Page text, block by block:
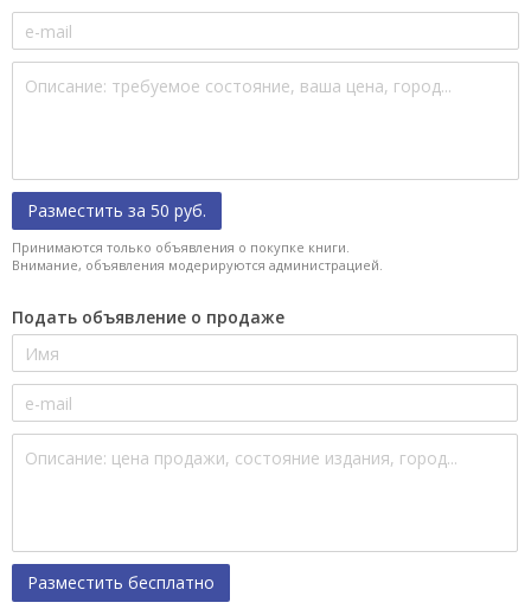
Разместить за 50 руб.
Принимаются только объявления о покупке книги.
Внимание, объявления модерируются администрацией.
Подать объявление о продаже
Разместить бесплатно